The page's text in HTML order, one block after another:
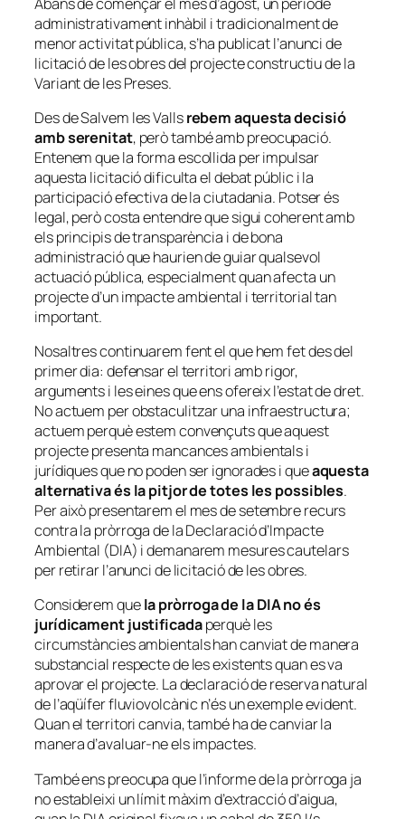
administrativament inhàbil i tradicionalment de
menor activitat pública, s’ha publicat l’anunci de
licitació de les obres del projecte constructiu de la
Variant de les Preses.
Des de Salvem les Vallsrebem aquesta decisió
amb serenitat, però també amb preocupació.
Entenem que la forma escollida per impulsar
aquesta licitació dificulta el debat públic i la
participació efectiva de la ciutadania. Potser és
legal, però costa entendre que sigui coherent amb
els principis de transparència i de bona
administració que haurien de guiar qualsevol
actuació pública, especialment quan afecta un
projecte d’un impacte ambiental i territorial tan
important.
Nosaltres continuarem fent el que hem fet des del
primer dia: defensar el territori amb rigor,
arguments i les eines que ens ofereix l’estat de dret.
No actuem per obstaculitzar una infraestructura;
actuem perquè estem convençuts que aquest
projecte presenta mancances ambientals i
jurídiques que no poden ser ignorades i queaquesta
alternativa és la pitjor de totes les possibles.
Per això presentarem el mes de setembre recurs
contra la pròrroga de la Declaració d’Impacte
Ambiental (DIA) i demanarem mesures cautelars
per retirar l’anunci de licitació de les obres.
Considerem quela pròrroga de la DIA no és
jurídicament justificadaperquè les
circumstàncies ambientals han canviat de manera
substancial respecte de les existents quan es va
aprovar el projecte. La declaració de reserva natural
de l’aqüífer fluviovolcànic n’és un exemple evident.
Quan el territori canvia, també ha de canviar la
manera d’avaluar-ne els impactes.
També ens preocupa que l’informe de la pròrroga ja
no estableixi un límit màxim d’extracció d’aigua,